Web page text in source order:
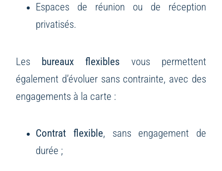
Espaces de réunion ou de réception
privatisés.
Les bureaux flexibles vous permettent
également d’évoluer sans contrainte, avec des
engagements à la carte :
Contrat flexible, sans engagement de
durée ;